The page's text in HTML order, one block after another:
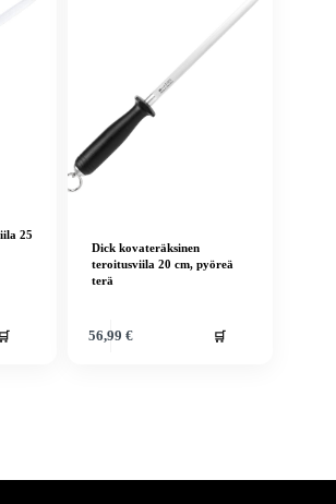
25
🛒
Dick kovateräksinen
teroitusviila 20 cm, pyöreä
terä
56,99 € 🛒